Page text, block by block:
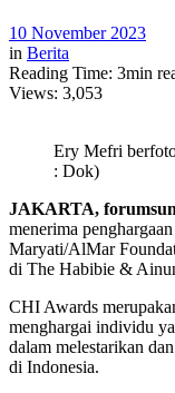
10 November 2023
in Berita
Reading Time: 3min
Views: 3,053
Ery Mefri
: Dok)
JAKARTA,
menerima penghargaan
Maryati/AlMar
di The Habibie &
CHI Awards
menghargai individu
dalam melestarikan
di Indonesia.